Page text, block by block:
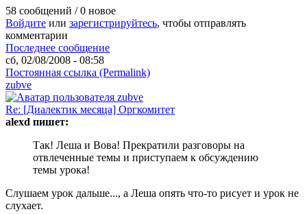
58 сообщений / 0 новое
Войдите или зарегистрируйтесь, чтобы отправлять
комментарии
Последнее сообщение
сб, 02/08/2008 - 08:58
Постоянная ссылка (Permalink)
zubve
Re: [Диалектик месяца] Оргкомитет
alexd пишет:
Так! Леша и Вова! Прекратили разговоры на
отвлеченные темы и приступаем к обсуждению
темы урока!
Слушаем урок дальше..., а Леша опять что-то рисует и урок не
слухает.